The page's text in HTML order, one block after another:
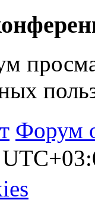
Форум